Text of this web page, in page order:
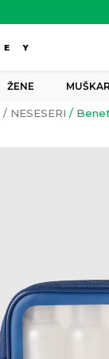
ŽENE
NESESERI